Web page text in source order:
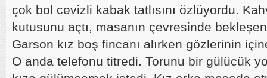
çok bol cevizli kabak tatlısını özlüyordu.
kutusunu açtı, masanın çevresinde
Garson kız boş fincanı alırken gözlerinin
O anda telefonu titredi. Torunu bir gülücük